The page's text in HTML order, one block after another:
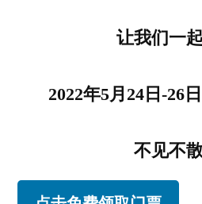
让我们一
2022年5月24日-26
不见不散